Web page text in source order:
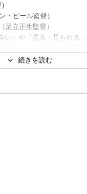
・ピール監督）
立正生監督）
い」や「見る・見られる
27日の
報告と、末尾に安倍政権
コ質問をぶつけた際のや
せた上で、
とにより、
大きな特徴だったことは